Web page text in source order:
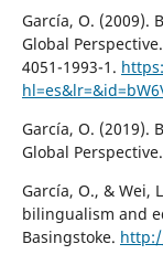
García, O. (2009).
Global
4051-1993-1.
García, O. (2019).
Global
García, O., & Wei,
bilingualism and
Basingstoke.